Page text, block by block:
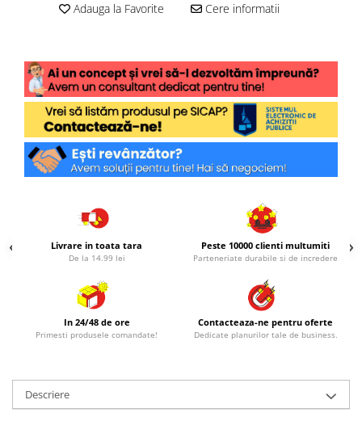
Adauga la Favorite Cere informatii
Livrare in toata tara
De la 14.99 lei
Peste 10000 clienti multumiti
Parteneriate durabile si de incredere
In 24/48 de ore
Primesti produsele comandate!
Contacteaza-ne pentru oferte
Dedicate planurilor tale de business.
Descriere